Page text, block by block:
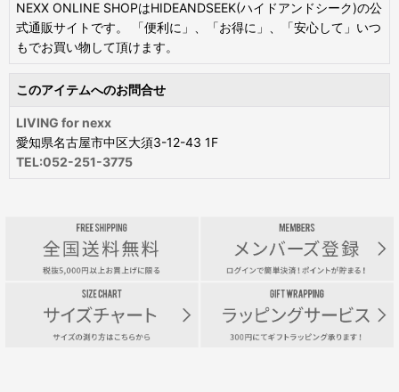
NEXX ONLINE SHOPはHIDEANDSEEK(ハイドアンドシーク)の公
式通販サイトです。 「便利に」、「お得に」、「安心して」いつ
もでお買い物して頂けます。
このアイテムへのお問合せ
LIVING for nexx
愛知県名古屋市中区大須3-12-43 1F
TEL:052-251-3775